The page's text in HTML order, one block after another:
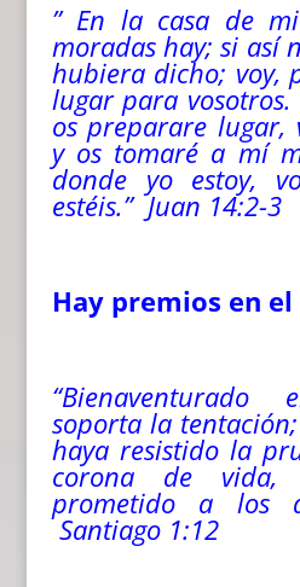
” En la casa de
moradas hay; si así
hubiera dicho; voy,
lugar para
os preparare lugar,
y os tomaré a mí
donde yo estoy,
estéis.” Juan 14:2-3
Hay premios en el
soporta la
haya resistido la
corona de
prometido a los
Santiago1:12